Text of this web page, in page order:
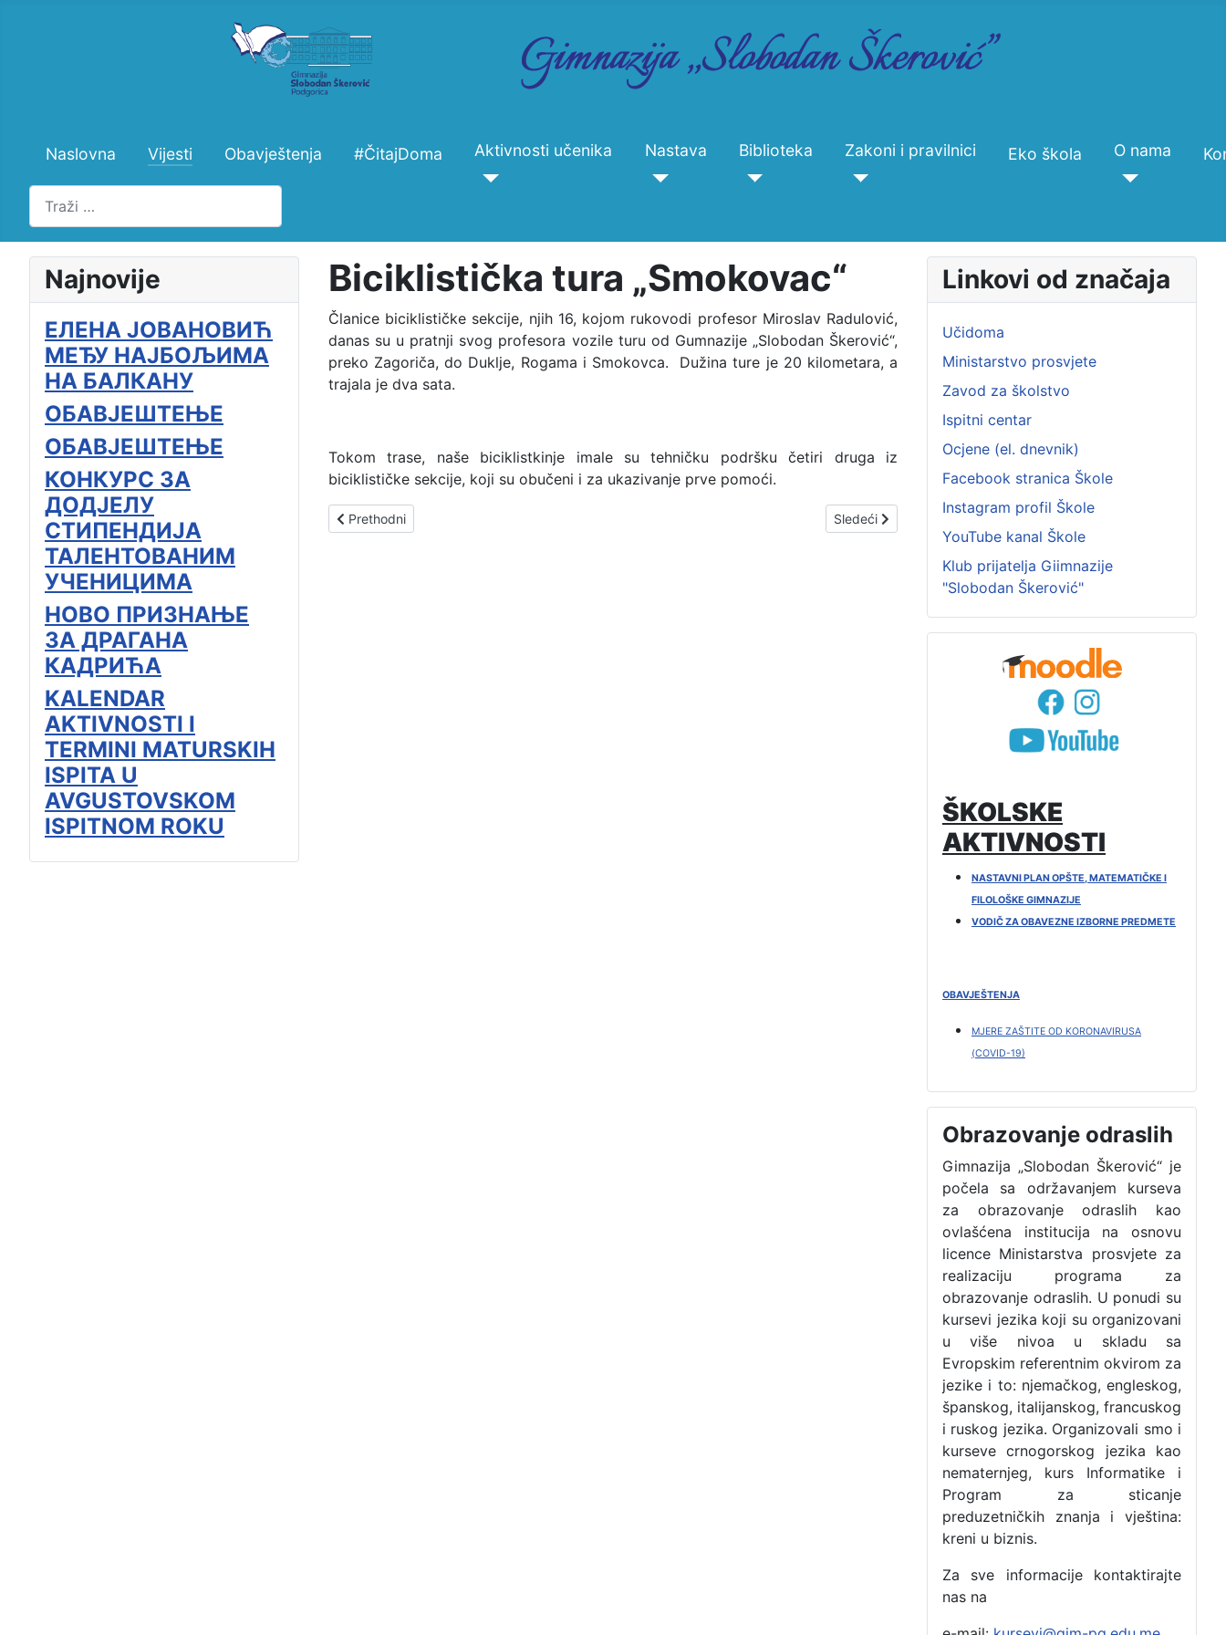
Naslovna Vijesti Obavještenja #ČitajDoma Aktivnosti učenika Nastava Biblioteka Zakoni i pravilnici Eko škola O nama
Pretraži
Najnovije
ЕЛЕНА ЈОВАНОВИЋ
МЕЂУ НАЈБОЉИМА
НА БАЛКАНУ
ОБАВЈЕШТЕЊЕ
ОБАВЈЕШТЕЊЕ
КОНКУРС ЗА
ДОДЈЕЛУ
СТИПЕНДИЈА
ТАЛЕНТОВАНИМ
УЧЕНИЦИМА
НОВО ПРИЗНАЊЕ
ЗА ДРАГАНА
КАДРИЋА
KALENDAR
AKTIVNOSTI I
TERMINI MATURSKIH
ISPITA U
AVGUSTOVSKOM
ISPITNOM ROKU
Biciklistička tura „Smokovac“
Članice biciklističke sekcije, njih 16, kojom rukovodi profesor Miroslav Radulović,
danas su u pratnji svog profesora vozile turu od Gumnazije „Slobodan Škerović“,
preko Zagoriča, do Duklje, Rogama i Smokovca. Dužina ture je 20 kilometara, a
trajala je dva sata.
Tokom trase, naše biciklistkinje imale su tehničku podršku četiri druga iz
biciklističke sekcije, koji su obučeni i za ukazivanje prve pomoći.
Prethodni članak: Oda životu
Prethodni Sledeći članak: Muzikom za novi početak
Sledeći
Linkovi od značaja
Učidoma
Ministarstvo prosvjete
Zavod za školstvo
Ispitni centar
Ocjene (el. dnevnik)
Facebook stranica Škole
Instagram profil Škole
YouTube kanal Škole
Klub prijatelja Giimnazije
"Slobodan Škerović"
ŠKOLSKE
AKTIVNOSTI
NASTAVNI PLAN OPŠTE, MATEMATIČKE I
FILOLOŠKE GIMNAZIJE
VODIČ ZA OBAVEZNE IZBORNE PREDMETE
OBAVJEŠTENJA
MJERE ZAŠTITE OD KORONAVIRUSA
(COVID-19)
Obrazovanje odraslih
Gimnazija „Slobodan Škerović“ je
počela sa održavanjem kurseva
za obrazovanje odraslih kao
ovlašćena institucija na osnovu
licence Ministarstva prosvjete za
realizaciju programa za
obrazovanje odraslih. U ponudi su
kursevi jezika koji su organizovani
u više nivoa u skladu sa
Evropskim referentnim okvirom za
jezike i to: njemačkog, engleskog,
španskog, italijanskog, francuskog
i ruskog jezika. Organizovali smo i
kurseve crnogorskog jezika kao
nematernjeg, kurs Informatike i
Program za sticanje
preduzetničkih znanja i vještina:
kreni u biznis.
Za sve informacije kontaktirajte
nas na